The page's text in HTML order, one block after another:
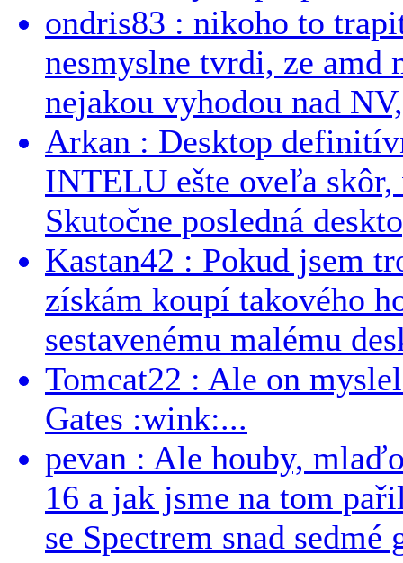
ondris83 : nikoho to
nesmyslne tvrdi, ze
nejakou vyhodou nad
Arkan : Desktop
INTELU ešte oveľa
Skutočne posledná
Kastan42 : Pokud jsem
získám koupí takového
sestavenému malému
Tomcat22 : Ale on
Gates :wink:...
pevan : Ale houby,
16 a jak jsme na tom
se Spectrem snad sedmé